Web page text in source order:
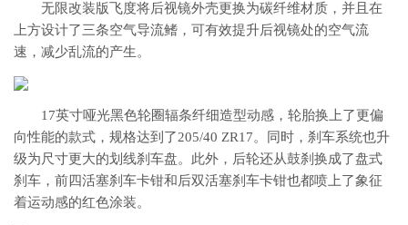
无限改装版飞度将后视镜外壳更换为碳纤维材质，并且在
上方设计了三条空气导流鳍，可有效提升后视镜处的空气流
速，减少乱流的产生。
17英寸哑光黑色轮圈辐条纤细造型动感，轮胎换上了更偏
向性能的款式，规格达到了205/40 ZR17。同时，刹车系统也升
级为尺寸更大的划线刹车盘。此外，后轮还从鼓刹换成了盘式
刹车，前四活塞刹车卡钳和后双活塞刹车卡钳也都喷上了象征
着运动感的红色涂装。